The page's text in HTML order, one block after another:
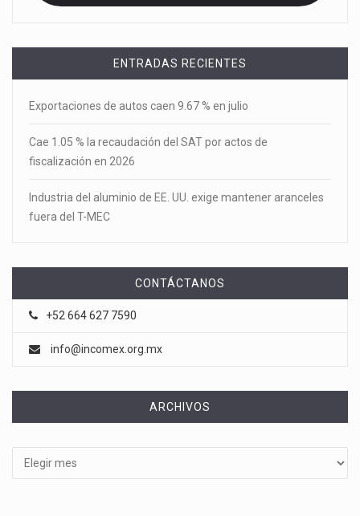
ENTRADAS RECIENTES
Exportaciones de autos caen 9.67 % en julio
Cae 1.05 % la recaudación del SAT por actos de
fiscalización en 2026
Industria del aluminio de EE. UU. exige mantener aranceles
fuera del T-MEC
CONTÁCTANOS
+52 664 627 7590
info@incomex.org.mx
ARCHIVOS